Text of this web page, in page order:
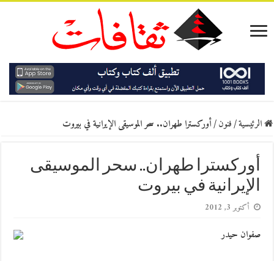
الرئيسية/فنون/أوركسترا طهران.. سحر الموسيقى الإيرانية في بيروت
أوركسترا طهران.. سحر الموسيقى
الإيرانية في بيروت
أكتوبر 3, 2012
صفوان حيدر